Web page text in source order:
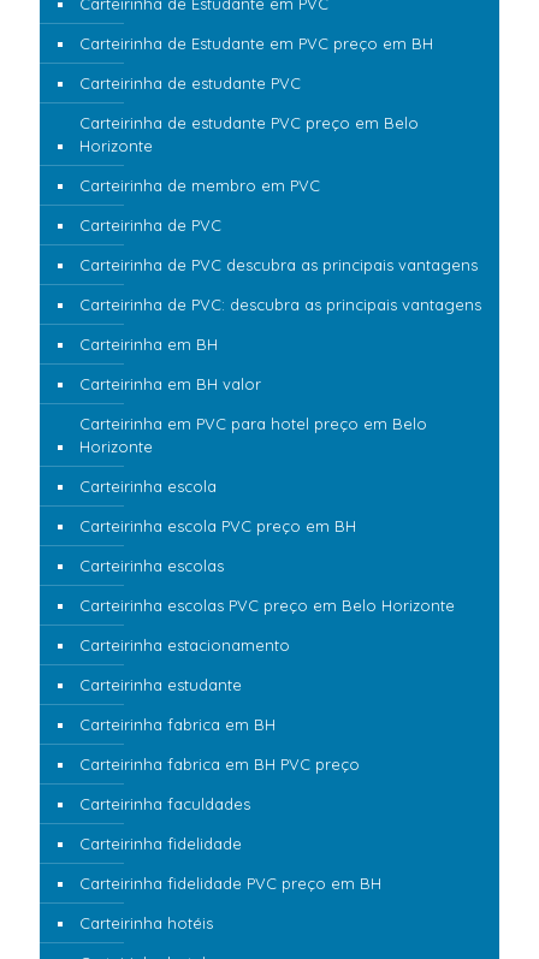
Carteirinha de Estudante em PVC preço em BH
Carteirinha de estudante PVC
Carteirinha de estudante PVC preço em Belo
Horizonte
Carteirinha de membro em PVC
Carteirinha de PVC
Carteirinha de PVC descubra as principais vantagens
Carteirinha de PVC: descubra as principais vantagens
Carteirinha em BH
Carteirinha em BH valor
Carteirinha em PVC para hotel preço em Belo
Horizonte
Carteirinha escola
Carteirinha escola PVC preço em BH
Carteirinha escolas
Carteirinha escolas PVC preço em Belo Horizonte
Carteirinha estacionamento
Carteirinha estudante
Carteirinha fabrica em BH
Carteirinha fabrica em BH PVC preço
Carteirinha faculdades
Carteirinha fidelidade
Carteirinha fidelidade PVC preço em BH
Carteirinha hotéis